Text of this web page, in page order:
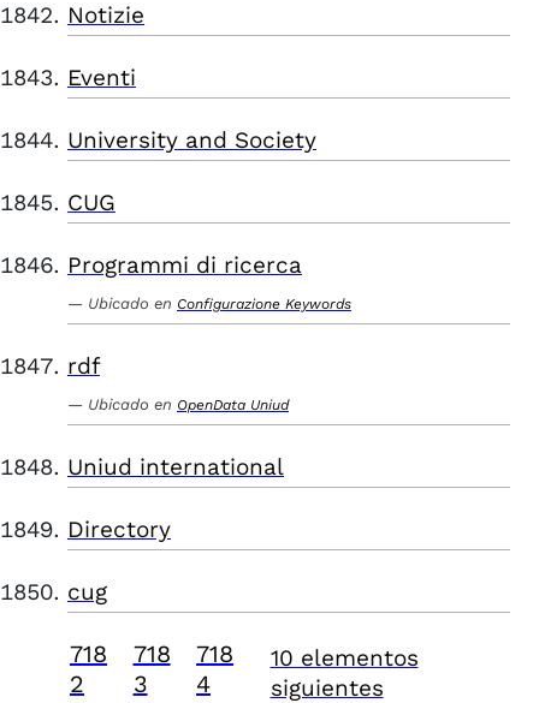
Notizie
Eventi
University and Society
CUG
Programmi di ricerca
Ubicado en Configurazione Keywords
rdf
Ubicado en OpenData Uniud
Uniud international
Directory
cug
718
2
718
3
718
4
10 elementos
siguientes